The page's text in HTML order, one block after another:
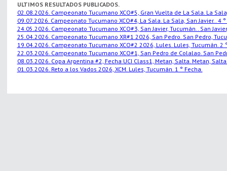
ULTIMOS RESULTADOS PUBLICADOS.
02.08.2026. Campeonato Tucumano XCO#5, Gran Vuelta de La Sala. La
09.07.2026. Campeonato Tucumano XCO#4, La Sala. La Sala, San Javier.. 4
24.05.2026. Campeonato Tucumano XCO#3, San Javier, Tucumán.. San
25.04.2026. Campeonato Tucumano XR#1 2026, San Pedro. San Pedro,
19.04.2026. Campeonato Tucumano XCO#2 2026, Lules. Lules, Tucumán. 2
22.03.2026. Campeonato Tucumano XCO#1, San Pedro de Colalao. San
08.03.2026. Copa Argentina #2, Fecha UCI Class1, Metan, Salta. Metan,
01.03.2026. Reto a los Vados 2026, XCM. Lules, Tucumán. 1 ° Fecha.